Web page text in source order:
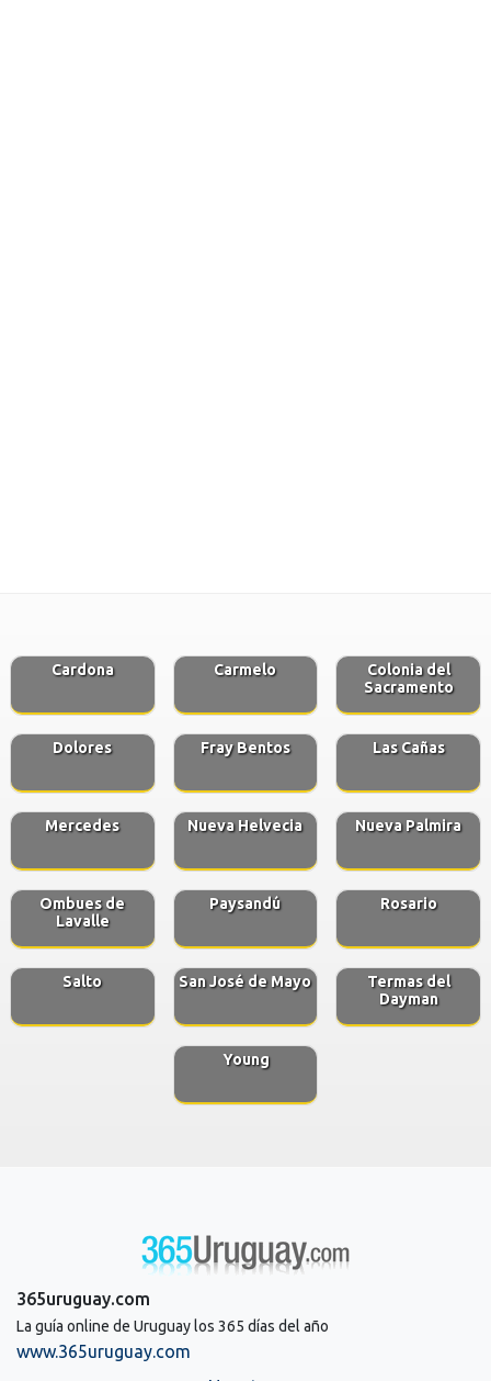
Cardona Carmelo
Colonia del
Sacramento
Dolores Fray Bentos Las Cañas
Mercedes Nueva Helvecia Nueva Palmira
Ombues de
Lavalle
Paysandú Rosario
Salto San José de Mayo
Termas del
Dayman
Young
365uruguay.com
La guía online de Uruguay los 365 días del año
www.365uruguay.com